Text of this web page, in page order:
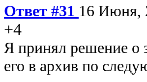
Ответ #31 16 Июня,
+4
Я принял решение о
его в архив по